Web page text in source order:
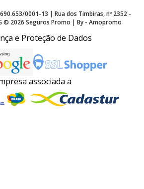
0001-13 | Rua dos Timbiras, nº 2352 -
© 2026 Seguros Promo | By - Amopromo
e Proteção de Dados
associada a